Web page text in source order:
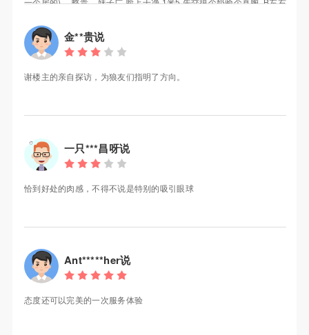
总的怎么说呢 缺点个子不算高，胸不算大，力气一般, 优点水嫩光滑
，比较配合, 还送原味丝袜(不过我用不上) , 对我个人来说值回票价
了， 你们能不能满意 可以参考下
金**贵说
谢楼主的亲自探访，为狼友们指明了方向。
一只***昌呀说
恰到好处的肉感，不得不说是特别的吸引眼球
Ant*****her说
态度还可以完美的一次服务体验